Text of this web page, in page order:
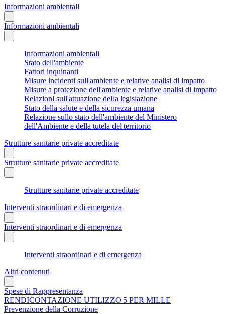
Informazioni ambientali
Informazioni ambientali
Informazioni ambientali
Stato dell'ambiente
Fattori inquinanti
Misure incidenti sull'ambiente e relative analisi di impatto
Misure a protezione dell'ambiente e relative analisi di impatto
Relazioni sull'attuazione della legislazione
Stato della salute e della sicurezza umana
Relazione sullo stato dell'ambiente del Ministero
dell'Ambiente e della tutela del territorio
Strutture sanitarie private accreditate
Strutture sanitarie private accreditate
Strutture sanitarie private accreditate
Interventi straordinari e di emergenza
Interventi straordinari e di emergenza
Interventi straordinari e di emergenza
Altri contenuti
Spese di Rappresentanza
RENDICONTAZIONE UTILIZZO 5 PER MILLE
Prevenzione della Corruzione